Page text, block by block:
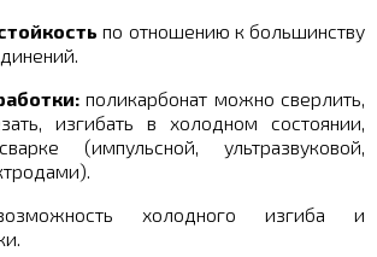
по отношению к большинству
поликарбонат можно сверлить,
изгибать в холодном состоянии,
(импульсной, ультразвуковой,
холодного изгиба и